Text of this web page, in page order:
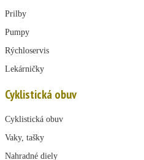
Prilby
Pumpy
Rýchloservis
Lekárničky
Cyklistická obuv
Cyklistická obuv
Vaky, tašky
Nahradné diely